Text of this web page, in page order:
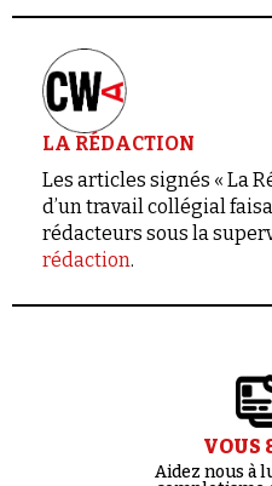
LA RÉDACTION
Les articles signés « La
d’un travail collégial
rédacteurs sous la
rédaction.
VOUS
Aidez nous à